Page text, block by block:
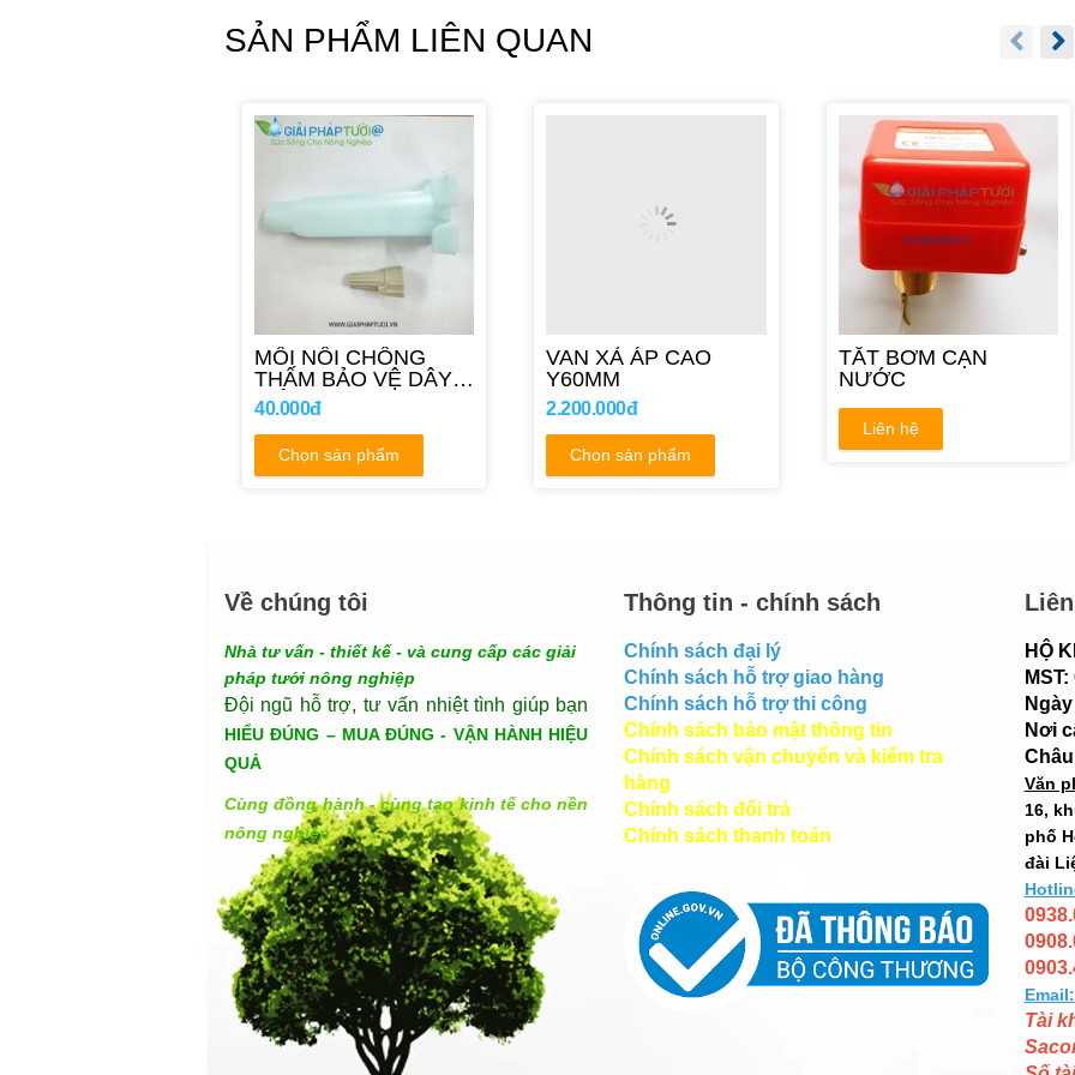
SẢN PHẨM LIÊN QUAN
MỐI NỐI CHỐNG
THẤM BẢO VỆ DÂY
ĐIỆN
40.000đ
Chọn sản phẩm
VAN XẢ ÁP CAO
Y60MM
2.200.000đ
Chọn sản phẩm
TẮT BƠM CẠN
NƯỚC
Liên hệ
Về chúng tôi
Nhà tư vấn - thiết kế - và cung cấp các giải
pháp tưới nông nghiệp
Đội ngũ hỗ trợ, tư vấn nhiệt tình giúp bạn
HIỂU ĐÚNG – MUA ĐÚNG - VẬN HÀNH HIỆU
QUẢ
Cùng đồng hành - cùng tạo kinh tế cho nền
nông nghiệp
Thông tin - chính sách
Chính sách đại lý
Chính sách hỗ trợ giao hàng
Chính sách hỗ trợ thi công
Chính sách bảo mật thông tin
Chính sách vận chuyển và kiểm tra
hàng
Chính sách đổi trả
Chính sách thanh toán
HỘ
Nơi
Văn
16,
phố
đài
Email:
Tài